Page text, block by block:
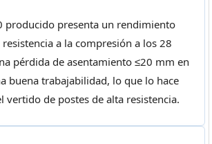
producido presenta un rendimiento
a la compresión a los 28
pérdida de asentamiento ≤20 mm en
buena trabajabilidad, lo que lo hace
vertido de postes de alta resistencia.